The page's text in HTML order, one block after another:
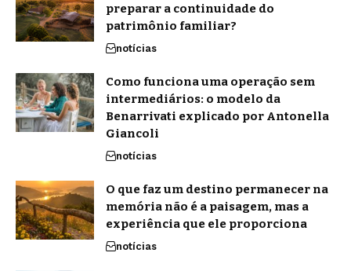
preparar a continuidade do
patrimônio familiar?
notícias
Como funciona uma operação sem
intermediários: o modelo da
Benarrivati explicado por Antonella
Giancoli
notícias
O que faz um destino permanecer na
memória não é a paisagem, mas a
experiência que ele proporciona
notícias